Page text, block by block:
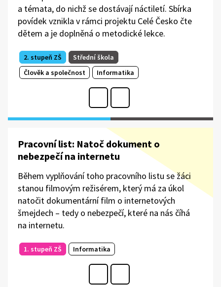
a témata, do nichž se dostávají náctiletí. Sbírka
povídek vznikla v rámci projektu Celé Česko čte
dětem a je doplněná o metodické lekce.
2. stupeň ZŠ
Střední škola
Člověk a společnost
Informatika
Pracovní list: Natoč dokument o
nebezpečí na internetu
Během vyplňování toho pracovního listu se žáci
stanou filmovým režisérem, který má za úkol
natočit dokumentární film o internetových
šmejdech – tedy o nebezpečí, které na nás číhá
na internetu.
1. stupeň ZŠ Informatika